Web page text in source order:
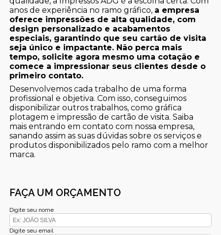
anos de experiência no ramo gráfico, a empresa
oferece impressões de alta qualidade, com
design personalizado e acabamentos
especiais, garantindo que seu cartão de visita
seja único e impactante. Não perca mais
tempo, solicite agora mesmo uma cotação e
comece a impressionar seus clientes desde o
primeiro contato.
Desenvolvemos cada trabalho de uma forma
profissional e objetiva. Com isso, conseguimos
disponibilizar outros trabalhos, como gráfica
plotagem e impressão de cartão de visita. Saiba
mais entrando em contato com nossa empresa,
sanando assim as suas dúvidas sobre os serviços e
produtos disponibilizados pelo ramo com a melhor
marca.
FAÇA UM ORÇAMENTO
Digite seu nome
Digite seu email